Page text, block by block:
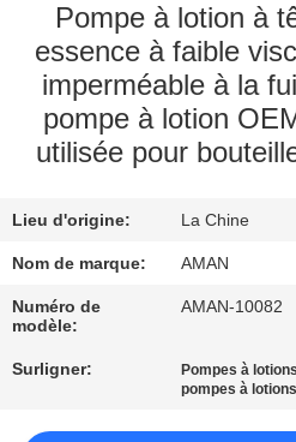
PROPOS
DE
NOUS
VISITE
DE
L'USINE
CONTRÔLE
QUALITÉ
Pompe à lotion à
essence à faible
imperméable à la
pompe à lotion
utilisée pour
Lieu d'origine: La Chine
Nom de marque: AMAN
Numéro de
modèle:
AMAN-10082
Surligner: Pompes à lotions
pompes à